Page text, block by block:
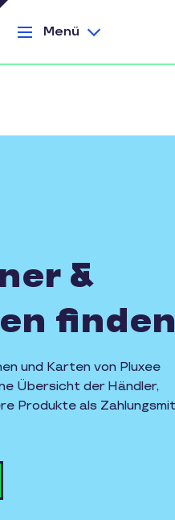
Menü
&
finden
und Karten von Pluxee
Übersicht der Händler,
Produkte als